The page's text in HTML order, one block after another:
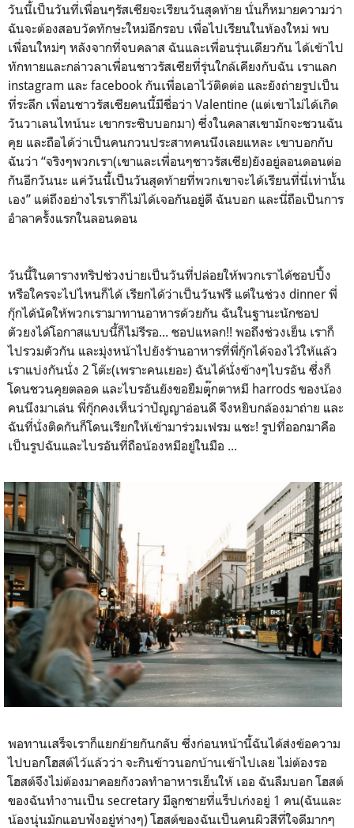
วันนี้เป็นวันที่เพื่อนๆรัสเซียจะเรียนวันสุดท้าย นั่นก็หมายความว่า
ฉันจะต้องสอบวัดทักษะใหม่อีกรอบ เพื่อไปเรียนในห้องใหม่ พบ
เพื่อนใหม่ๆ หลังจากที่จบคลาส ฉันและเพื่อนรุ่นเดียวกัน ได้เข้าไป
ทักทายและกล่าวลาเพื่อนชาวรัสเซียที่รุ่นใกล้เคียงกับฉัน เราแลก
instagram และ facebook กันเพื่อเอาไว้ติดต่อ และยังถ่ายรูปเป็น
ที่ระลึก เพื่อนชาวรัสเซียคนนี้มีชื่อว่า Valentine (แต่เขาไม่ได้เกิด
วันวาเลนไทน์นะ เขากระซิบบอกมา) ซึ่งในคลาสเขามักจะชวนฉัน
คุย และถือได้ว่าเป็นคนกวนประสาทคนนึงเลยแหละ เขาบอกกับ
ฉันว่า “จริงๆพวกเรา(เขาและเพื่อนๆชาวรัสเซีย)ยังอยู่ลอนดอนต่อ
กันอีกวันนะ แค่วันนี้เป็นวันสุดท้ายที่พวกเขาจะได้เรียนที่นี่เท่านั้น
เอง” แต่ถึงอย่างไรเราก็ไม่ได้เจอกันอยู่ดี ฉันบอก และนี่ถือเป็นการ
อำลาครั้งแรกในลอนดอน
วันนี้ในตารางทริปช่วงบ่ายเป็นวันที่ปล่อยให้พวกเราได้ชอปปิ้ง
หรือใครจะไปไหนก็ได้ เรียกได้ว่าเป็นวันฟรี แต่ในช่วง dinner พี่
กุ๊กได้นัดให้พวกเรามาทานอาหารด้วยกัน ฉันในฐานะนักชอป
ตัวยงได้โอกาสแบบนี้ก็ไม่รีรอ... ชอปแหลก!! พอถึงช่วงเย็น เราก็
ไปรวมตัวกัน และมุ่งหน้าไปยังร้านอาหารที่พี่กุ๊กได้จองไว้ให้แล้ว
เราแบ่งกันนั่ง 2 โต๊ะ(เพราะคนเยอะ) ฉันได้นั่งข้างๆไบรอัน ซึ่งก็
โดนชวนคุยตลอด และไบรอันยังขอยืมตุุุ๊กตาหมี harrods ของน้อง
คนนึงมาเล่น พี่กุ๊กคงเห็นว่าปัญญาอ่อนดี จึงหยิบกล้องมาถ่าย และ
ฉันที่นั่งติดกันก็โดนเรียกให้เข้ามาร่วมเฟรม แชะ! รูปที่ออกมาคือ
เป็นรูปฉันและไบรอันที่ถือน้องหมีอยู่ในมือ ...
พอทานเสร็จเราก็แยกย้ายกันกลับ ซึ่งก่อนหน้านี้ฉันได้ส่งข้อความ
ไปบอกโฮสต์ไว้แล้วว่า จะกินข้าวนอกบ้านเข้าไปเลย ไม่ต้องรอ
โฮสต์จึงไม่ต้องมาคอยกังวลทำอาหารเย็นให้ เออ ฉันลืมบอก โฮสต์
ของฉันทำงานเป็น secretary มีลูกชายที่แร็ปเก่งอยู่ 1 คน(ฉันและ
น้องนุ่นมักแอบฟังอยู่ห่างๆ) โฮสต์ของฉันเป็นคนผิวสีที่ใจดีมากๆ